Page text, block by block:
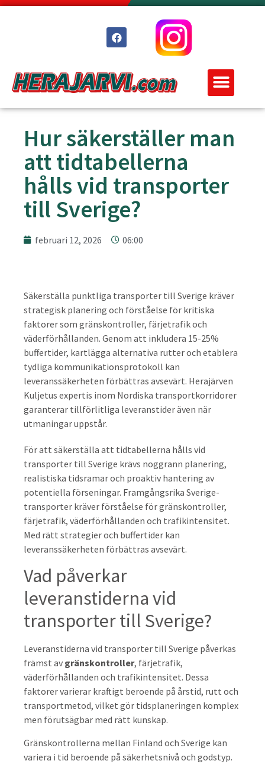
Hur säkerställer man
att tidtabellerna
hålls vid transporter
till Sverige?
februari 12, 2026 06:00
Säkerställa punktliga transporter till Sverige kräver
strategisk planering och förståelse för kritiska
faktorer som gränskontroller, färjetrafik och
väderförhållanden. Genom att inkludera 15-25%
buffertider, kartlägga alternativa rutter och etablera
tydliga kommunikationsprotokoll kan
leveranssäkerheten förbättras avsevärt. Herajärven
Kuljetus expertis inom Nordiska transportkorridorer
garanterar tillförlitliga leveranstider även när
utmaningar uppstår.
För att säkerställa att tidtabellerna hålls vid
transporter till Sverige krävs noggrann planering,
realistiska tidsramar och proaktiv hantering av
potentiella förseningar. Framgångsrika Sverige-
transporter kräver förståelse för gränskontroller,
färjetrafik, väderförhållanden och trafikintensitet.
Med rätt strategier och buffertider kan
leveranssäkerheten förbättras avsevärt.
Vad påverkar
leveranstiderna vid
transporter till Sverige?
Leveranstiderna vid transporter till Sverige påverkas
främst av gränskontroller, färjetrafik,
väderförhållanden och trafikintensitet. Dessa
faktorer varierar kraftigt beroende på årstid, rutt och
transportmetod, vilket gör tidsplaneringen komplex
men förutsägbar med rätt kunskap.
Gränskontrollerna mellan Finland och Sverige kan
variera i tid beroende på säkerhetsnivå och godstyp.